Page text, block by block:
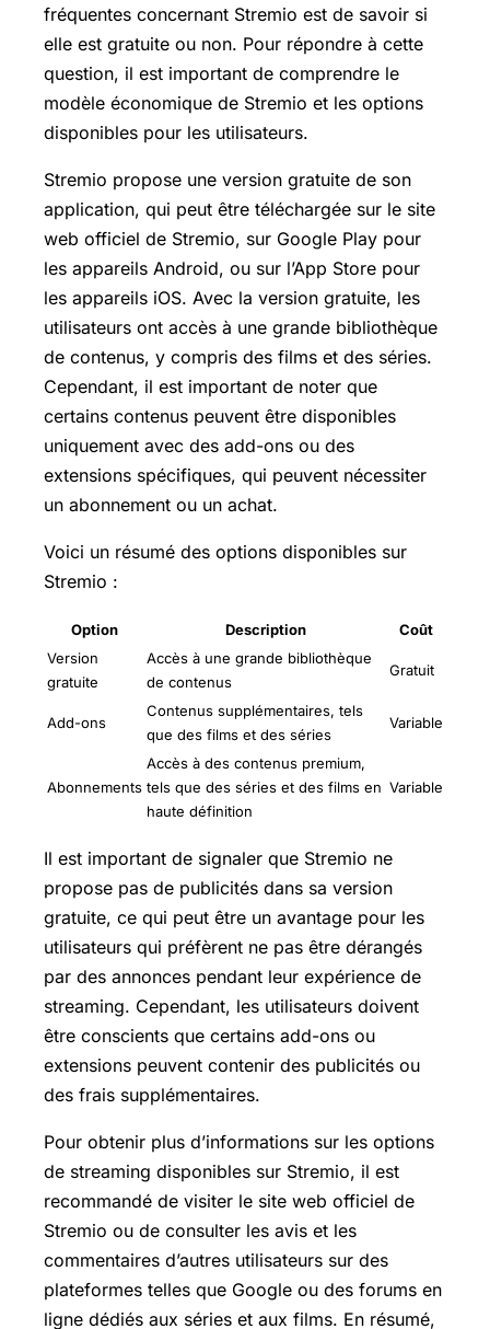
fréquentes concernant Stremio est de savoir si
elle est gratuite ou non. Pour répondre à cette
question, il est important de comprendre le
modèle économique de Stremio et les options
disponibles pour les utilisateurs.
Stremio propose une version gratuite de son
application, qui peut être téléchargée sur le site
web officiel de Stremio, sur Google Play pour
les appareils Android, ou sur l’App Store pour
les appareils iOS. Avec la version gratuite, les
utilisateurs ont accès à une grande bibliothèque
de contenus, y compris des films et des séries.
Cependant, il est important de noter que
certains contenus peuvent être disponibles
uniquement avec des add-ons ou des
extensions spécifiques, qui peuvent nécessiter
un abonnement ou un achat.
Voici un résumé des options disponibles sur
Stremio :
Option Description
Coût
Version
gratuite
Accès à une grande bibliothèque
de contenus
Gratuit
Add-ons
Contenus supplémentaires, tels
que des films et des séries
Variable
Abonnements
Accès à des contenus premium,
tels que des séries et des films en
haute définition
Variable
Il est important de signaler que Stremio ne
propose pas de publicités dans sa version
gratuite, ce qui peut être un avantage pour les
utilisateurs qui préfèrent ne pas être dérangés
par des annonces pendant leur expérience de
streaming. Cependant, les utilisateurs doivent
être conscients que certains add-ons ou
extensions peuvent contenir des publicités ou
des frais supplémentaires.
Pour obtenir plus d’informations sur les options
de streaming disponibles sur Stremio, il est
recommandé de visiter le site web officiel de
Stremio ou de consulter les avis et les
commentaires d’autres utilisateurs sur des
plateformes telles que Google ou des forums en
ligne dédiés aux séries et aux films. En résumé,